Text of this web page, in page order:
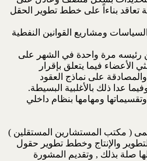
تعاقد بناءاً على خطط تطوير الحقل
ومشاريع القوانين النفطية
رئيسه مرة واحدة في الشهر على
الأعضاء فيما يتعلق بإقرار
على نماذج العقود
عدا ذلك بالأغلبية البسيطة.
ومهامها بنظام داخلي
( مكتب المستشارين المستقلين )
والإنتاج وخطط تطوير حقول
صلة بذلك , وتقديم المشورة